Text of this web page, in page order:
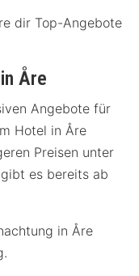
dir Top-Angebote
Åre
Angebote für
Hotel in Åre
Preisen unter
es bereits ab
in Åre